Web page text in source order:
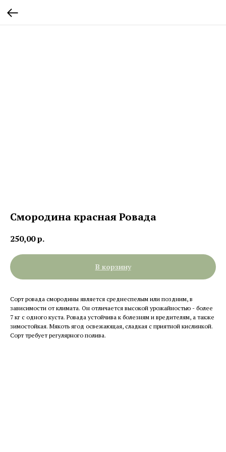
Смородина красная Ровада
250,00р.
В корзину
Сорт ровада смородины является среднеспелым или поздним, в
зависимости от климата. Он отличается высокой урожайностью - более
7 кг с одного куста. Ровада устойчива к болезням и вредителям, а также
зимостойкая. Мякоть ягод освежающая, сладкая с приятной кислинкой.
Сорт требует регулярного полива.